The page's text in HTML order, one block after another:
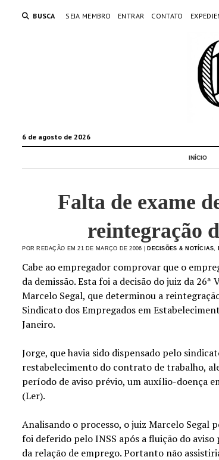
BUSCA SEJA MEMBRO ENTRAR CONTATO
6 de agosto de 2026
INÍCIO
Falta de exame
reintegração
POR REDAÇÃO EM 21 DE MARÇO DE 2006 | DECISÕES & NOTÍCIAS
Cabe ao empregador comprovar que o
da demissão. Esta foi a decisão do juiz da
Marcelo Segal, que determinou a
Sindicato dos Empregados em
Janeiro.
Jorge, que havia sido dispensado pelo
restabelecimento do contrato de trabalho,
período de aviso prévio, um auxílio-doença
(Ler).
Analisando o processo, o juiz Marcelo Segal
foi deferido pelo INSS após a fluição do
da relação de emprego. Portanto não